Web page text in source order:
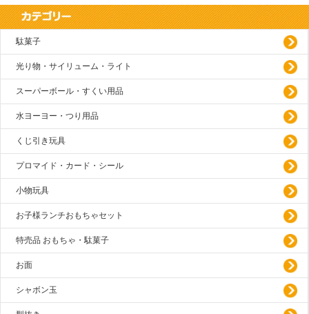
駄菓子
光り物・サイリューム・ライト
スーパーボール・すくい用品
水ヨーヨー・つり用品
くじ引き玩具
プロマイド・カード・シール
小物玩具
お子様ランチおもちゃセット
特売品 おもちゃ・駄菓子
お面
シャボン玉